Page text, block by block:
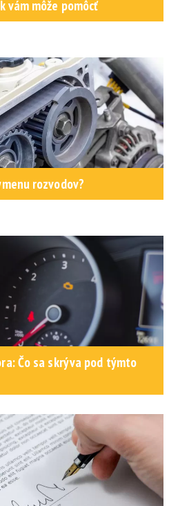
môže pomôcť
rozvodov?
Čo sa skrýva pod týmto